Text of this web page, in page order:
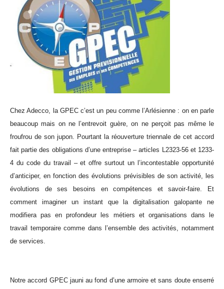
Chez Adecco, la GPEC c’est un peu comme l’Arlésienne : on en parle
beaucoup mais on ne l’entrevoit guère, on ne perçoit pas même le
froufrou de son jupon. Pourtant la réouverture triennale de cet accord
fait partie des obligations d’une entreprise – articles L2323-56 et 1233-
4 du code du travail – et offre surtout un l’incontestable opportunité
d’anticiper, en fonction des évolutions prévisibles de son activité, les
évolutions de ses besoins en compétences et savoir-faire. Et
comment imaginer un instant que la digitalisation galopante ne
modifiera pas en profondeur les métiers et organisations dans le
travail temporaire comme dans l’ensemble des activités, notamment
de services.
Notre accord GPEC jauni au fond d’une armoire et sans doute enserré